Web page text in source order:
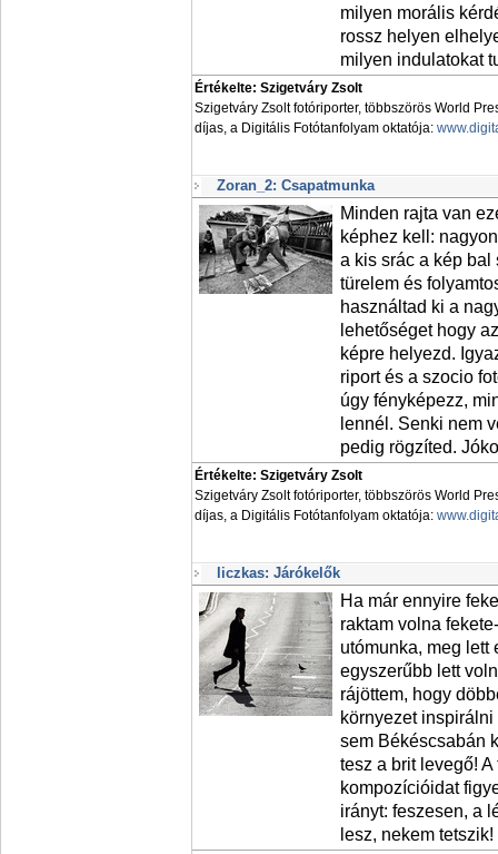
milyen morális
rossz helyen
milyen indulatokat
Értékelte: Szigetváry Zsolt
Szigetváry Zsolt fotóriporter, többszörös World
díjas, a Digitális Fotótanfolyam oktatója:
Zoran_2: Csapatmunka
Minden rajta van
képhez kell:
a kis srác a kép
türelem és
használtad ki a
lehetőséget hogy
képre helyezd.
riport és a szocio
úgy fényképezz,
lennél. Senki nem
pedig rögzíted.
Értékelte: Szigetváry Zsolt
Szigetváry Zsolt fotóriporter, többszörös World
díjas, a Digitális Fotótanfolyam oktatója:
liczkas: Járókelők
Ha már ennyire
raktam volna
utómunka, meg lett
egyszerűbb lett
rájöttem, hogy
környezet
sem Békéscsabán
tesz a brit levegő!
kompozícióidat
irányt: feszesen, a
lesz, nekem tetszik!